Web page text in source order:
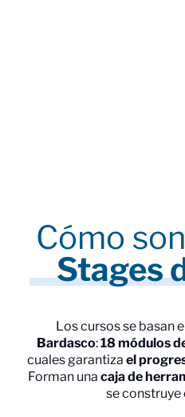
Cómo
Stages
Los cursos se basan
Bardasco:18 módulos
cuales garantiza el
Forman una caja de
se construye